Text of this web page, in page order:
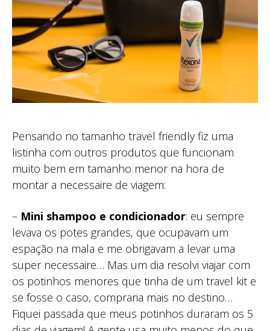
Pensando no tamanho travel friendly fiz uma
listinha com outros produtos que funcionam
muito bem em tamanho menor na hora de
montar a necessaire de viagem:
– Mini shampoo e condicionador: eu sempre
levava os potes grandes, que ocupavam um
espação na mala e me obrigavam a levar uma
super necessaire… Mas um dia resolvi viajar com
os potinhos menores que tinha de um travel kit e
se fosse o caso, compraria mais no destino…
Fiquei passada que meus potinhos duraram os 5